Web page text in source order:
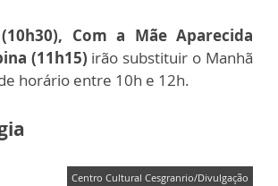
, Com a Mãe Aparecida
(11h15) irão substituir o Manhã
horário entre 10h e 12h.
Centro Cultural Cesgranrio/Divulgação